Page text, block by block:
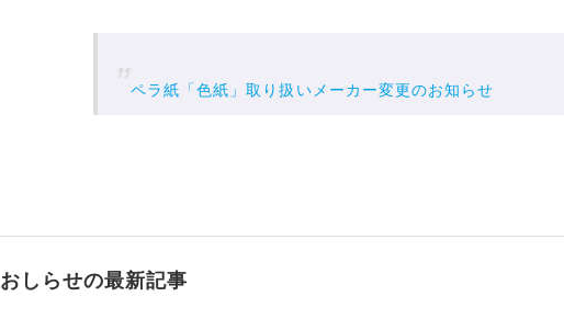
ペラ紙「色紙」取り扱いメーカー変更のお知らせ
おしらせの最新記事